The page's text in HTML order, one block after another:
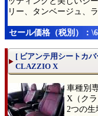
リー、タンベージュ、
セール価格（税別）：
[ ビアンテ用シートカ
CLAZZIO X
車種別
X（ク
2つの